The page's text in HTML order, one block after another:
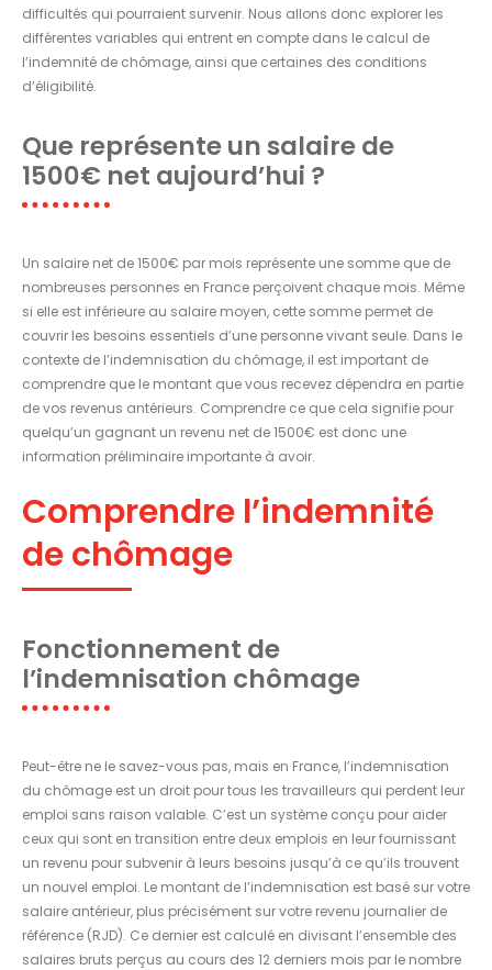
difficultés qui pourraient survenir. Nous allons donc explorer les
différentes variables qui entrent en compte dans le calcul de
l’indemnité de chômage, ainsi que certaines des conditions
d’éligibilité.
Que représente un salaire de
1500€ net aujourd’hui ?
Un salaire net de 1500€ par mois représente une somme que de
nombreuses personnes en France perçoivent chaque mois. Même
si elle est inférieure au salaire moyen, cette somme permet de
couvrir les besoins essentiels d’une personne vivant seule. Dans le
contexte de l’indemnisation du chômage, il est important de
comprendre que le montant que vous recevez dépendra en partie
de vos revenus antérieurs. Comprendre ce que cela signifie pour
quelqu’un gagnant un revenu net de 1500€ est donc une
information préliminaire importante à avoir.
Comprendre l’indemnité
de chômage
Fonctionnement de
l’indemnisation chômage
Peut-être ne le savez-vous pas, mais en France, l’indemnisation
du chômage est un droit pour tous les travailleurs qui perdent leur
emploi sans raison valable. C’est un système conçu pour aider
ceux qui sont en transition entre deux emplois en leur fournissant
un revenu pour subvenir à leurs besoins jusqu’à ce qu’ils trouvent
un nouvel emploi. Le montant de l’indemnisation est basé sur votre
salaire antérieur, plus précisément sur votre revenu journalier de
référence (RJD). Ce dernier est calculé en divisant l’ensemble des
salaires bruts perçus au cours des 12 derniers mois par le nombre